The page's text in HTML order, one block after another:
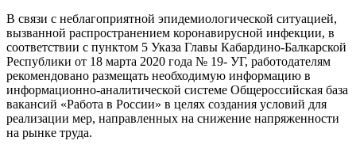
В связи с неблагоприятной эпидемиологической ситуацией,
вызванной распространением коронавирусной инфекции, в
соответствии с пунктом 5 Указа Главы Кабардино-Балкарской
Республики от 18 марта 2020 года № 19- УГ, работодателям
рекомендовано размещать необходимую информацию в
информационно-аналитической системе Общероссийская база
вакансий «Работа в России» в целях создания условий для
реализации мер, направленных на снижение напряженности
на рынке труда.